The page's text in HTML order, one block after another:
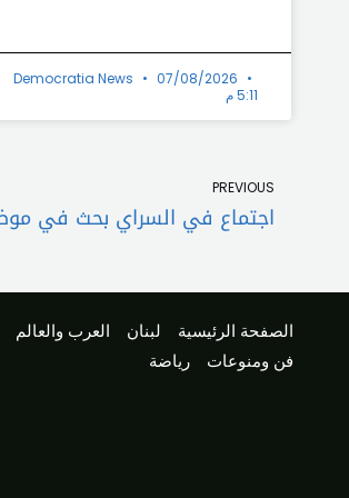
Democratia News
07/08/2026
5:11 م
PREVIOUS
الصفحة الرئيسية لبنان العرب والعالم
فن ومنوعات
رياضة